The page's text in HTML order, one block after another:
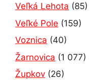
Veľká Lehota (85)
Veľké Pole (159)
Voznica (40)
Žarnovica (1 077)
Župkov (26)